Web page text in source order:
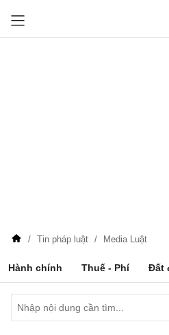
Tin pháp luật Media Luật
Hành chính Thuế - Phí Đất